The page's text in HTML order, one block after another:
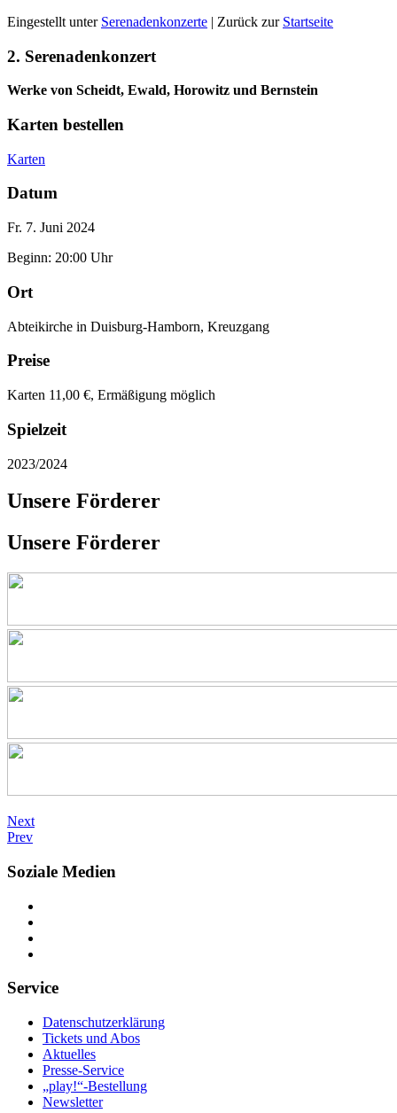
Eingestellt unter Serenadenkonzerte | Zurück zur Startseite
2. Serenadenkonzert
Werke von Scheidt, Ewald, Horowitz und Bernstein
Karten bestellen
Karten
Datum
Fr. 7. Juni 2024
Beginn: 20:00 Uhr
Ort
Abteikirche in Duisburg-Hamborn, Kreuzgang
Preise
Karten 11,00 €, Ermäßigung möglich
Spielzeit
2023/2024
Unsere Förderer
Unsere Förderer
Next
Prev
Soziale Medien
Service
Datenschutzerklärung
Tickets und Abos
Aktuelles
Presse-Service
„play!“-Bestellung
Newsletter